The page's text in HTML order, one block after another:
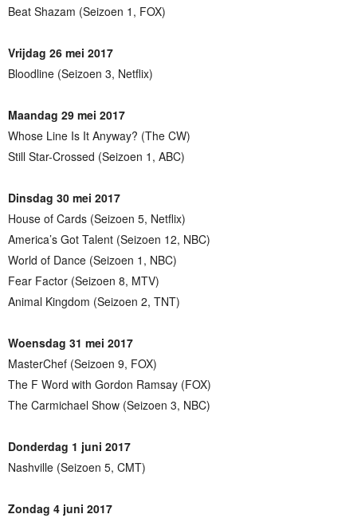
Beat Shazam (Seizoen 1, FOX)
Vrijdag 26 mei 2017
Bloodline (Seizoen 3, Netflix)
Maandag 29 mei 2017
Whose Line Is It Anyway? (The CW)
Still Star-Crossed (Seizoen 1, ABC)
Dinsdag 30 mei 2017
House of Cards (Seizoen 5, Netflix)
America’s Got Talent (Seizoen 12, NBC)
World of Dance (Seizoen 1, NBC)
Fear Factor (Seizoen 8, MTV)
Animal Kingdom (Seizoen 2, TNT)
Woensdag 31 mei 2017
MasterChef (Seizoen 9, FOX)
The F Word with Gordon Ramsay (FOX)
The Carmichael Show (Seizoen 3, NBC)
Donderdag 1 juni 2017
Nashville (Seizoen 5, CMT)
Zondag 4 juni 2017